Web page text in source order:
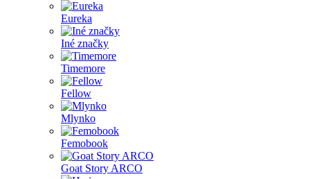
Eureka
Iné značky
Timemore
Fellow
Mlynko
Femobook
Goat Story ARCO